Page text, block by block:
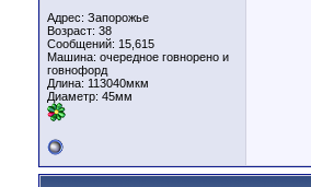
Адрес: Запорожье
Возраст: 38
Сообщений: 15,615
Машина: очередное говнорено и
говнофорд
Длина: 113040мкм
Диаметр: 45мм